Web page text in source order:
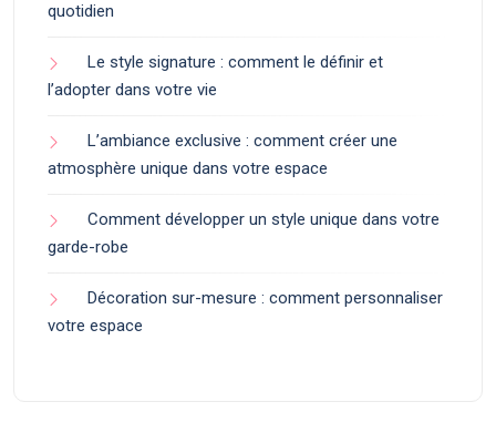
quotidien
Le style signature : comment le définir et
l’adopter dans votre vie
L’ambiance exclusive : comment créer une
atmosphère unique dans votre espace
Comment développer un style unique dans votre
garde-robe
Décoration sur-mesure : comment personnaliser
votre espace